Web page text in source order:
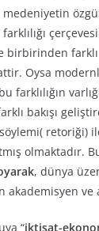
farklılığı
birbirinden
Oysa
farklılığın
bakışı
retoriği)
olmaktadır.
, dünya
ve
“iktisat-